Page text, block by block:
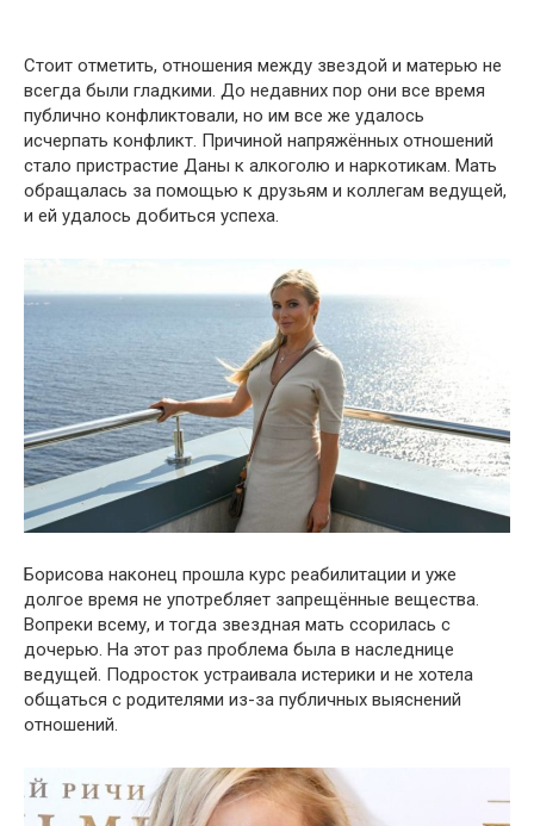
Стоит отметить, отношения между звездой и матерью не
всегда были гладкими. До недавних пор они все время
публично конфликтовали, но им все же удалось
исчерпать конфликт. Причиной напряжённых отношений
стало пристрастие Даны к алкоголю и наркотикам. Мать
обращалась за помощью к друзьям и коллегам ведущей,
и ей удалось добиться успеха.
Борисова наконец прошла курс реабилитации и уже
долгое время не употребляет запрещённые вещества.
Вопреки всему, и тогда звездная мать ссорилась с
дочерью. На этот раз проблема была в наследнице
ведущей. Подросток устраивала истерики и не хотела
общаться с родителями из-за публичных выяснений
отношений.